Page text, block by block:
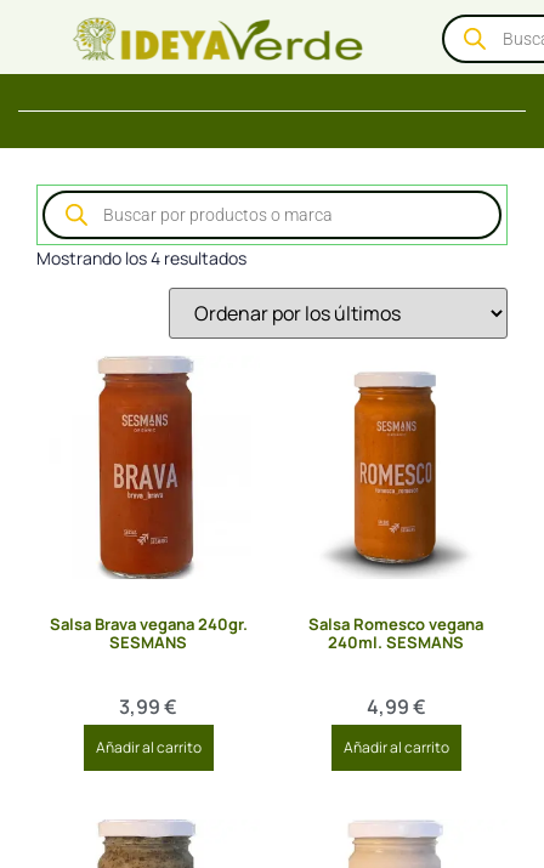
Mostrando los 4 resultados
Salsa Brava vegana 240gr.
SESMANS
3,99€
Añadir al carrito
Salsa Romesco vegana
240ml. SESMANS
4,99€
Añadir al carrito